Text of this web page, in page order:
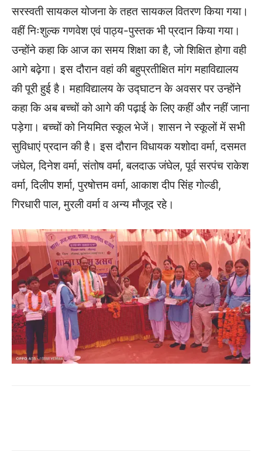
सरस्वती सायकल योजना के तहत सायकल वितरण किया गया।
वहीं निःशुल्क गणवेश एवं पाठ्य-पुस्तक भी प्रदान किया गया।
उन्होंने कहा कि आज का समय शिक्षा का है, जो शिक्षित होगा वही
आगे बढ़ेगा। इस दौरान वहां की बहुप्रतीक्षित मांग महाविद्यालय
की पूरी हुई है। महाविद्यालय के उद्घाटन के अवसर पर उन्होंने
कहा कि अब बच्चों को आगे की पढ़ाई के लिए कहीं और नहीं जाना
पड़ेगा। बच्चों को नियमित स्कूल भेजें। शासन ने स्कूलों में सभी
सुविधाएं प्रदान की है। इस दौरान विधायक यशोदा वर्मा, दसमत
जंघेल, दिनेश वर्मा, संतोष वर्मा, बलदाऊ जंघेल, पूर्व सरपंच राकेश
वर्मा, दिलीप शर्मा, पुरषोत्तम वर्मा, आकाश दीप सिंह गोल्डी,
गिरधारी पाल, मुरली वर्मा व अन्य मौजूद रहे।